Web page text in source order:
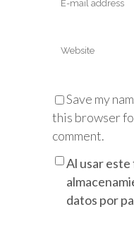
Save my
this browser
comment.
Al usar
datos por